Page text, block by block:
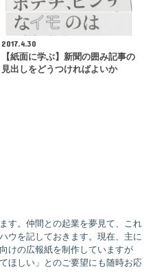
2017.4.30
【紙面に学ぶ】新聞の囲み記事の
見出しをどうつければよいか
す。仲間との起業を夢見て、これ
ウを記しておきます。現在、主に
けの広報紙を制作していますが
ほしい」とのご要望にも随時お応